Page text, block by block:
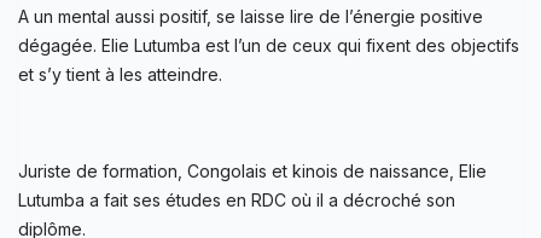
A un mental aussi positif, se laisse lire de l’énergie positive
dégagée. Elie Lutumba est l’un de ceux qui fixent des objectifs
et s’y tient à les atteindre.
Juriste de formation, Congolais et kinois de naissance, Elie
Lutumba a fait ses études en RDC où il a décroché son
diplôme.